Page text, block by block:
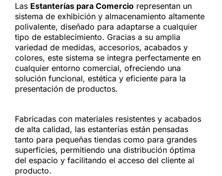
Las Estanterías para Comercio representan un
sistema de exhibición y almacenamiento altamente
polivalente, diseñado para adaptarse a cualquier
tipo de establecimiento. Gracias a su amplia
variedad de medidas, accesorios, acabados y
colores, este sistema se integra perfectamente en
cualquier entorno comercial, ofreciendo una
solución funcional, estética y eficiente para la
presentación de productos.
Fabricadas con materiales resistentes y acabados
de alta calidad, las estanterías están pensadas
tanto para pequeñas tiendas como para grandes
superficies, permitiendo una distribución óptima
del espacio y facilitando el acceso del cliente al
producto.